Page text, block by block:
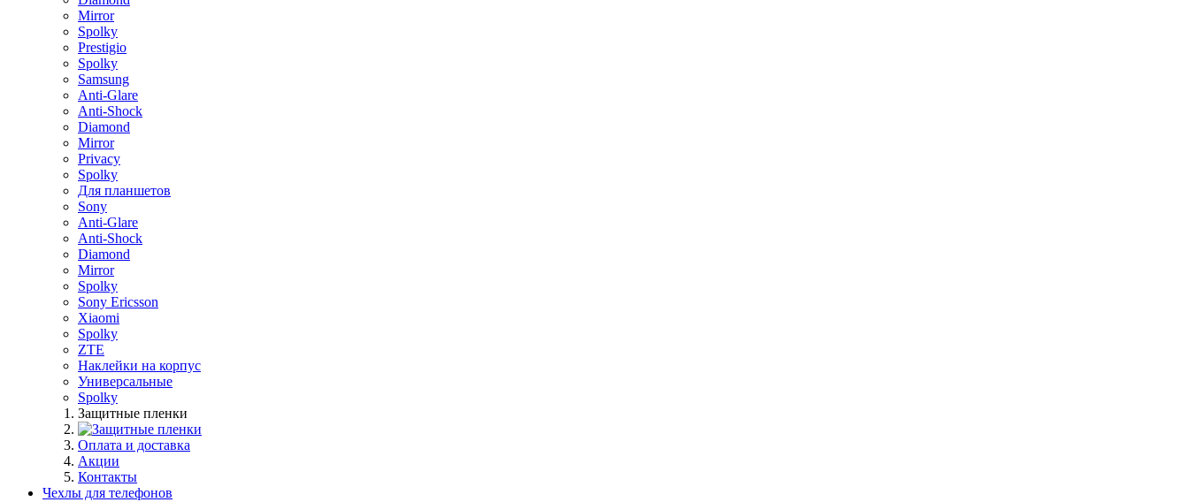
Mirror
Spolky
Prestigio
Spolky
Samsung
Anti-Glare
Anti-Shock
Diamond
Mirror
Privacy
Spolky
Для планшетов
Sony
Anti-Glare
Anti-Shock
Diamond
Mirror
Spolky
Sony Ericsson
Xiaomi
Spolky
ZTE
Наклейки на корпус
Универсальные
Spolky
Защитные пленки
Оплата и доставка
Акции
Контакты
Чехлы для телефонов